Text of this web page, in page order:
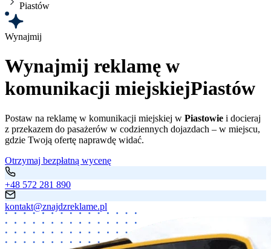
Piastów
Wynajmij
Wynajmij reklamę w
komunikacji miejskiejPiastów
Postaw na reklamę w komunikacji miejskiej w Piastowie i docieraj
z przekazem do pasażerów w codziennych dojazdach – w miejscu,
gdzie Twoją ofertę naprawdę widać.
Otrzymaj bezpłatną wycenę
+48 572 281 890
kontakt@znajdzreklame.pl